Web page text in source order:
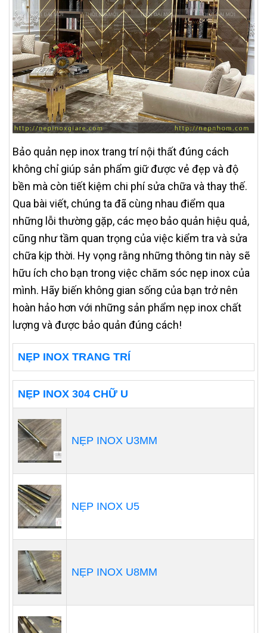
Bảo quản nẹp inox trang trí nội thất đúng cách
không chỉ giúp sản phẩm giữ được vẻ đẹp và độ
bền mà còn tiết kiệm chi phí sửa chữa và thay thế.
Qua bài viết, chúng ta đã cùng nhau điểm qua
những lỗi thường gặp, các mẹo bảo quản hiệu quả,
cũng như tầm quan trọng của việc kiểm tra và sửa
chữa kịp thời. Hy vọng rằng những thông tin này sẽ
hữu ích cho bạn trong việc chăm sóc nẹp inox của
mình. Hãy biến không gian sống của bạn trở nên
hoàn hảo hơn với những sản phẩm nẹp inox chất
lượng và được bảo quản đúng cách!
NẸP INOX TRANG TRÍ
NẸP INOX 304 CHỮ U
NẸP INOX U3MM
NẸP INOX U5
NẸP INOX U8MM